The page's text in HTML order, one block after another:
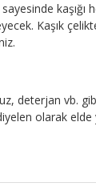
Kaşık
deterjan vb.
olarak elde